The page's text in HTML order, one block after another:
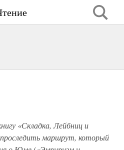
«Складка, Лейбниц и
маршрут, который